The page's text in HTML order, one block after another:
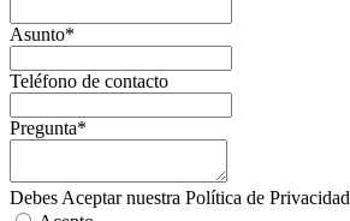
Asunto*
Teléfono de contacto
Pregunta*
Debes Aceptar nuestra Política de Privacidad